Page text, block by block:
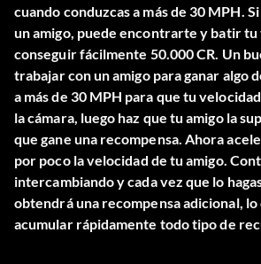
cuando conduzcas a más de 30 MPH.
un amigo, puede encontrarte y batir tu
conseguir fácilmente 50.000 CR. Un
trabajar con un amigo para ganar algo
a más de 30 MPH para que tu
la cámara, luego haz que tu amigo la
que gane una recompensa. Ahora
por poco la velocidad de tu amigo.
intercambiando y cada vez que lo
obtendrá una recompensa adicional,
acumular rápidamente todo tipo de